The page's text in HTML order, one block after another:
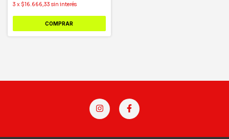
3 x $16.666,33 sin interés
COMPRAR